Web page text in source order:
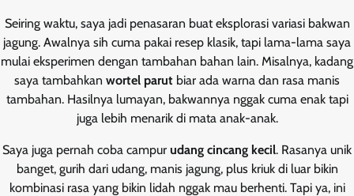
Seiring waktu, saya jadi penasaran buat eksplorasi variasi bakwan
jagung. Awalnya sih cuma pakai resep klasik, tapi lama-lama saya
mulai eksperimen dengan tambahan bahan lain. Misalnya, kadang
saya tambahkan wortel parut biar ada warna dan rasa manis
tambahan. Hasilnya lumayan, bakwannya nggak cuma enak tapi
juga lebih menarik di mata anak-anak.
Saya juga pernah coba campur udang cincang kecil. Rasanya unik
banget, gurih dari udang, manis jagung, plus kriuk di luar bikin
kombinasi rasa yang bikin lidah nggak mau berhenti. Tapi ya, ini